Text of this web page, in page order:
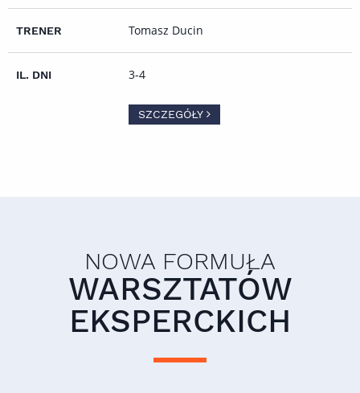
Tomasz Ducin
3-4
SZCZEGÓŁY
NOWA FORMUŁA
WARSZTATÓW
EKSPERCKICH